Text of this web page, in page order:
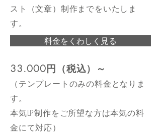
スト（文章）制作までをいたしま
す。
料金をくわしく見る
33.000円（税込）～
（テンプレートのみの料金となりま
す。
本気LP制作をご所望な方は本気の料
金にて対応）